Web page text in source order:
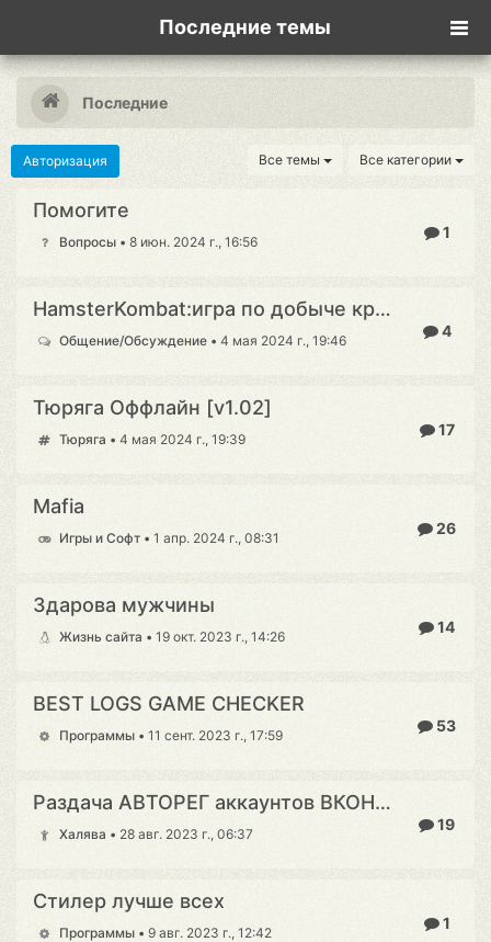
Последние темы
Последние
Авторизация Все категории
Все темы
Помогите
Вопросы •8 июн. 2024 г., 16:56
1
HamsterKombat:игра по добыче криптомонет.
Общение/Обсуждение •4 мая 2024 г., 19:46
4
Тюряга Оффлайн [v1.02]
Тюряга •4 мая 2024 г., 19:39
17
Mafia
Игры и Софт •1 апр. 2024 г., 08:31
26
Здарова мужчины
Жизнь сайта •19 окт. 2023 г., 14:26
14
BEST LOGS GAME CHECKER
Программы •11 сент. 2023 г., 17:59
53
Раздача АВТОРЕГ аккаунтов ВКОНТАКТЕ и других Соц С
Халява •28 авг. 2023 г., 06:37
19
Стилер лучше всех
Программы •9 авг. 2023 г., 12:42
1